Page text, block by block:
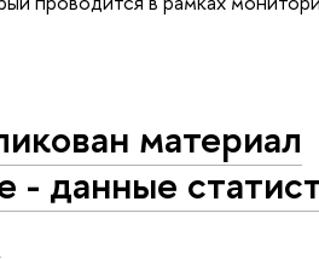
материал
- данные